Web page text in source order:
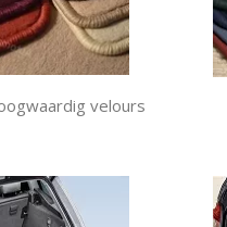
velours